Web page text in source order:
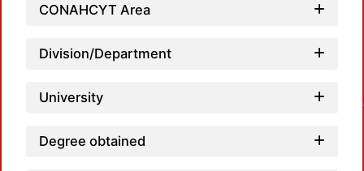
CONAHCYT Area
Division/Department
University
Degree obtained